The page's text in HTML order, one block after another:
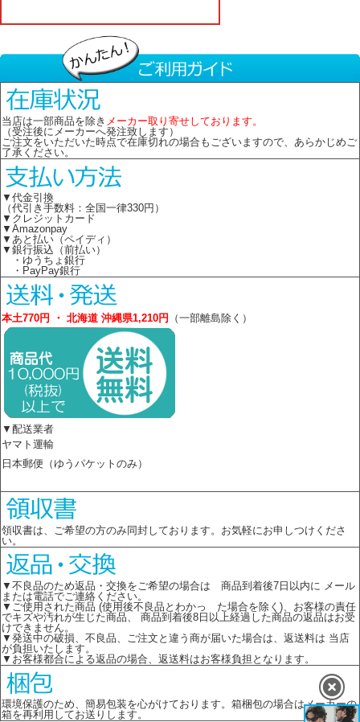
当店は一部商品を除き メーカー取り寄せしております。
（受注後にメーカーへ発注致します）
ご注文をいただいた時点で在庫切れの場合もございますので、あらかじめご
了承ください。
▼代金引換
（代引き手数料：全国一律330円）
▼クレジットカード
▼Amazonpay
▼あと払い（ペイディ）
▼銀行振込（前払い）
・ゆうちょ銀行
・PayPay銀行
本土770円 ・ 北海道 沖縄県1,210円 （一部離島除く）
▼配送業者
ヤマト運輸
日本郵便（ゆうパケットのみ）
領収書は、ご希望の方のみ同封しております。お気軽にお申しつけくださ
い。
▼不良品のため返品・交換をご希望の場合は 商品到着後7日以内に メール
または電話でご連絡ください。
▼ご使用された商品 (使用後不良品とわかっ た場合を除く)、お客様の責任
でキズや汚れが生じた商品、 商品到着後8日以上経過した商品の返品はお受
けできません。
▼発送中の破損、不良品、ご注文と違う商が届いた場合は、返送料は 当店
が負担いたします。
▼お客様都合による返品の場合、返送料はお客様負担となります。
環境保護のため、簡易包装を心がけております。箱梱包の場合はメーカーの
箱を再利用してお送りします。